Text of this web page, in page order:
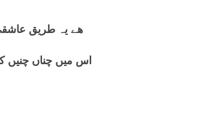
ھے یہ طریق
اس میں چناں چنیں